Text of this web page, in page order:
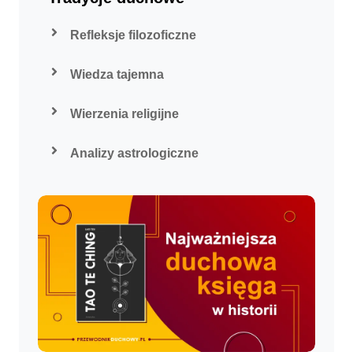
Refleksje filozoficzne
Wiedza tajemna
Wierzenia religijne
Analizy astrologiczne